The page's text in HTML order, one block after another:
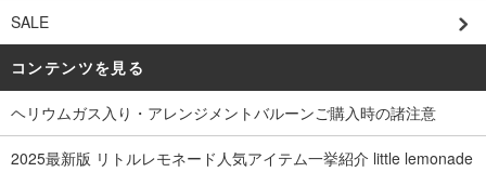
SALE
コンテンツを見る
ヘリウムガス入り・アレンジメントバルーンご購入時の諸注意
2025最新版 リトルレモネード人気アイテム一挙紹介 little lemonade